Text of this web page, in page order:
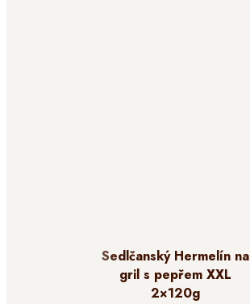
Sedlčanský Hermelín na
gril s pepřem XXL
2×120g